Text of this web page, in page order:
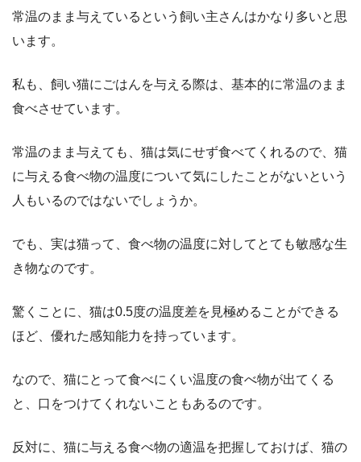
常温のまま与えているという飼い主さんはかなり多いと思
います。
私も、飼い猫にごはんを与える際は、基本的に常温のまま
食べさせています。
常温のまま与えても、猫は気にせず食べてくれるので、猫
に与える食べ物の温度について気にしたことがないという
人もいるのではないでしょうか。
でも、実は猫って、食べ物の温度に対してとても敏感な生
き物なのです。
驚くことに、猫は0.5度の温度差を見極めることができる
ほど、優れた感知能力を持っています。
なので、猫にとって食べにくい温度の食べ物が出てくる
と、口をつけてくれないこともあるのです。
反対に、猫に与える食べ物の適温を把握しておけば、猫の